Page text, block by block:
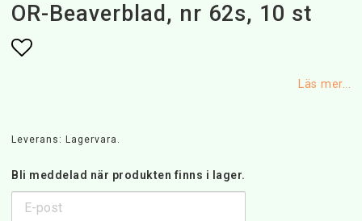
OR-Beaverblad, nr 62s, 10 st
Läs mer...
Leverans: Lagervara.
Bli meddelad när produkten finns i lager.